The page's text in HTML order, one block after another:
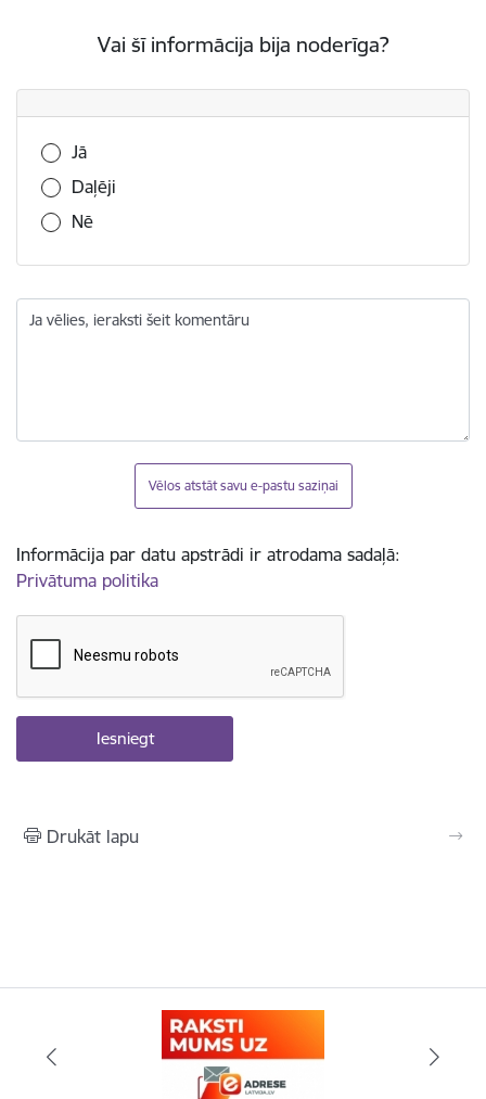
Vai šī informācija bija noderīga?
Vai šī informācija bija noderīga?
Jā
Daļēji
Nē
Ja vēlies, ieraksti šeit komentāru
Vēlos atstāt savu e-pastu saziņai
Informācija par datu apstrādi ir atrodama sadaļā:
Privātuma politika
Drukāt lapu